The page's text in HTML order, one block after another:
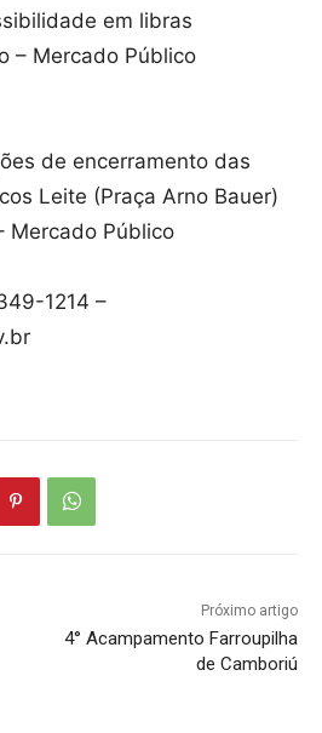
em libras
– Mercado Público
de encerramento das
Leite (Praça Arno Bauer)
Mercado Público
1214 –
Próximo artigo
4° Acampamento Farroupilha
de Camboriú